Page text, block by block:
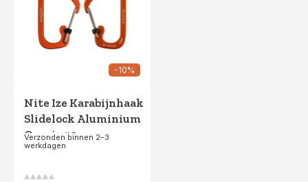
-10%
Nite Ize Karabijnhaak
Slidelock Aluminium
Oranje #3
Verzonden binnen 2–3
werkdagen